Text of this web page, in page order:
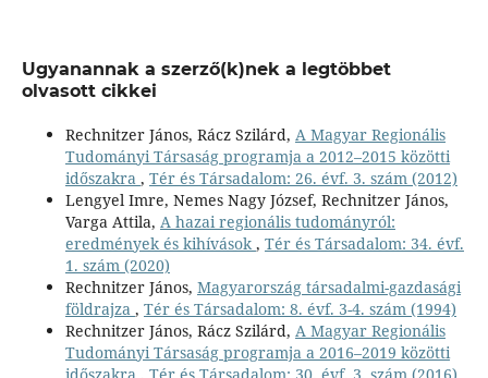
Ugyanannak a szerző(k)nek a legtöbbet
olvasott cikkei
Rechnitzer János, Rácz Szilárd, A Magyar Regionális
Tudományi Társaság programja a 2012–2015 közötti
időszakra , Tér és Társadalom: 26. évf. 3. szám (2012)
Lengyel Imre, Nemes Nagy József, Rechnitzer János,
Varga Attila, A hazai regionális tudományról:
eredmények és kihívások , Tér és Társadalom: 34. évf.
1. szám (2020)
Rechnitzer János, Magyarország társadalmi-gazdasági
földrajza , Tér és Társadalom: 8. évf. 3-4. szám (1994)
Rechnitzer János, Rácz Szilárd, A Magyar Regionális
Tudományi Társaság programja a 2016–2019 közötti